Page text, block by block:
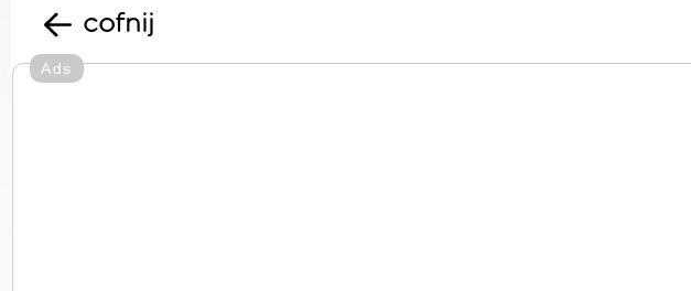
cofnij
Ads